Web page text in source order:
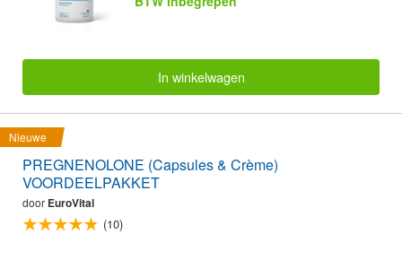
In winkelwagen
Nieuwe
PREGNENOLONE (Capsules & Crème)
VOORDEELPAKKET
door EuroVital
(10)